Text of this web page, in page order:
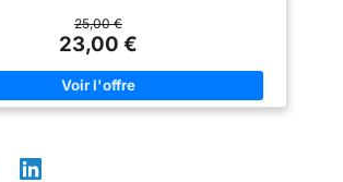
amovible peut être facilement retirée pour le
assure un confort durable Facile à transporter :
de transport pratique à bouton-pression, le
être transporté de manière compacte – Parfait
la voiture, le train ou les week-ends Design
: la forme ergonomique soutient la tête et le cou
de voyage pour plus de détente en
25,00 €
23,00 €